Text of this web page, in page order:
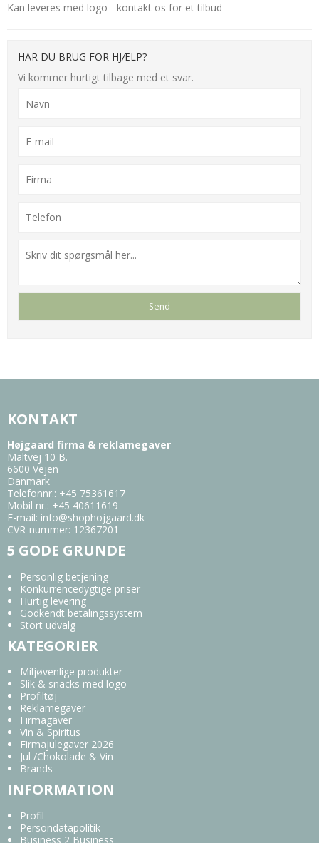
Kan leveres med logo - kontakt os for et tilbud
HAR DU BRUG FOR HJÆLP?
Vi kommer hurtigt tilbage med et svar.
KONTAKT
Højgaard firma & reklamegaver
Maltvej 10 B.
6600 Vejen
Danmark
Telefonnr.: +45 75361617
Mobil nr.: +45 40611619
E-mail: info@shophojgaard.dk
CVR-nummer: 12367201
5 GODE GRUNDE
Personlig betjening
Konkurrencedygtige priser
Hurtig levering
Godkendt betalingssystem
Stort udvalg
KATEGORIER
Miljøvenlige produkter
Slik & snacks med logo
Profiltøj
Reklamegaver
Firmagaver
Vin & Spiritus
Firmajulegaver 2026
Jul /Chokolade & Vin
Brands
INFORMATION
Profil
Persondatapolitik
Business 2 Business